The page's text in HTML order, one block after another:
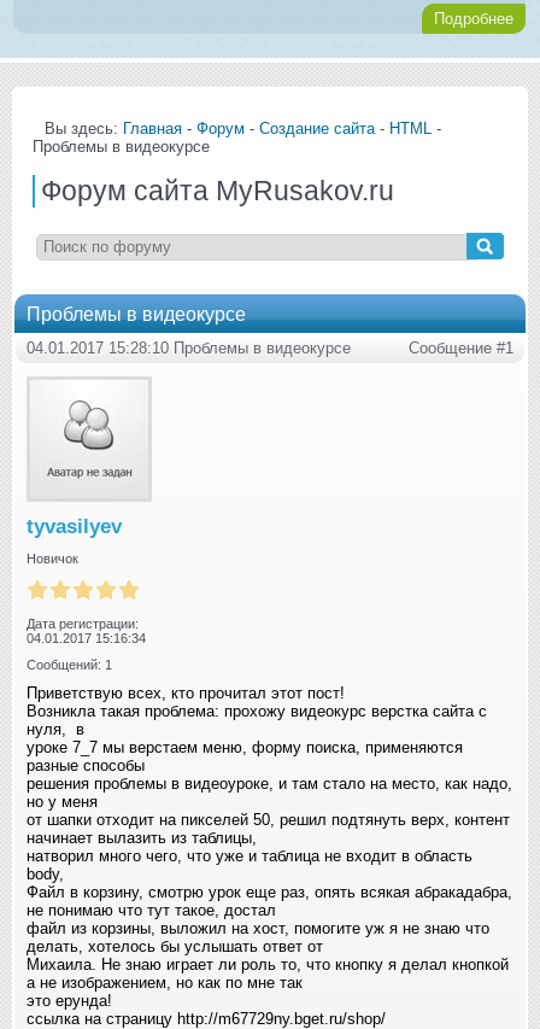
Подробнее
Вы здесь: Главная - Форум - Создание сайта- HTML -
Проблемы в видеокурсе
Форум сайта MyRusakov.ru
Проблемы в видеокурсе
04.01.2017 15:28:10 Проблемы в видеокурсе Сообщение #1
tyvasilyev
Новичок
Дата регистрации:
04.01.2017 15:16:34
Сообщений: 1
Приветствую всех, кто прочитал этот пост!
Возникла такая проблема: прохожу видеокурс верстка сайта с
нуля, в
уроке 7_7 мы верстаем меню, форму поиска, применяются
разные способы
решения проблемы в видеоуроке, и там стало на место, как надо,
но у меня
от шапки отходит на пикселей 50, решил подтянуть верх, контент
начинает вылазить из таблицы,
натворил много чего, что уже и таблица не входит в область
body,
Файл в корзину, смотрю урок еще раз, опять всякая абракадабра,
не понимаю что тут такое, достал
файл из корзины, выложил на хост, помогите уж я не знаю что
делать, хотелось бы услышать ответ от
Михаила. Не знаю играет ли роль то, что кнопку я делал кнопкой
а не изображением, но как по мне так
это ерунда!
ссылка на страницу http://m67729ny.bget.ru/shop/